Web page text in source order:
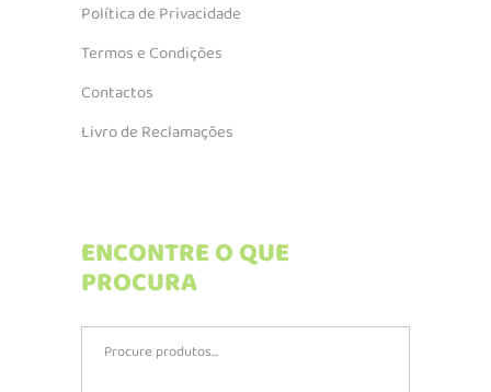
Política de Privacidade
Termos e Condições
Contactos
Livro de Reclamações
ENCONTRE O QUE
PROCURA